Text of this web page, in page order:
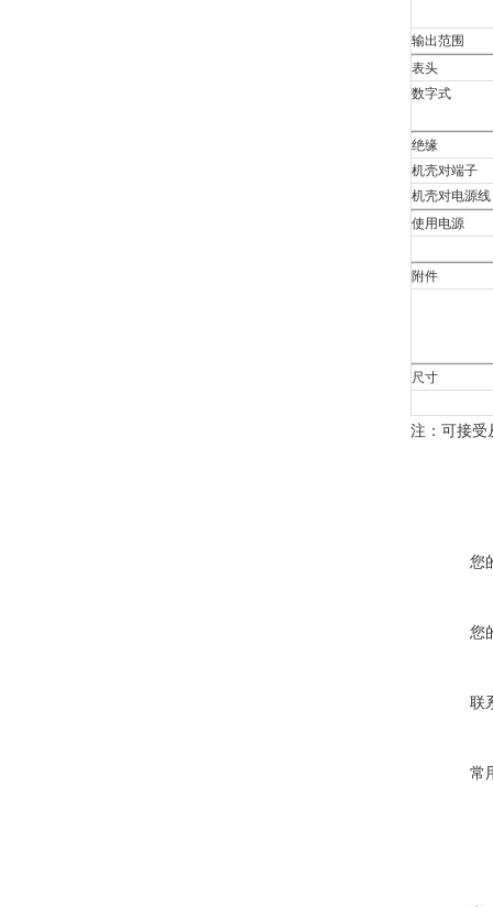
输出范围
表头
数字式
绝缘
机壳对端子
机壳对电源线
使用电源
附件
尺寸
注：可接受
您
您
联
常